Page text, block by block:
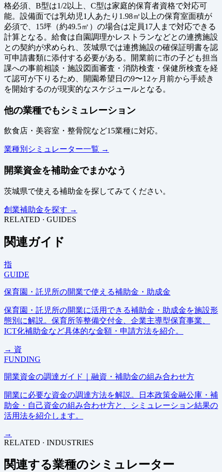
格必須、B型は1/2以上、C型は家庭的保育者資格で対応可
能。設備面では乳幼児1人あたり1.98㎡以上の保育室面積が
必須で、15坪（約49.5㎡）の場合は定員17人まで対応できる
計算となる。給食は自園調理かレストランなどとの連携施設
との契約が求められ、茨城県では連携施設の確保証明書を認
可申請書類に添付する必要がある。開業前に市の子ども担当
課への事前相談・施設図面審査・消防検査・保健所検査を経
て認可が下りるため、開園希望日の9〜12ヶ月前から手続き
を開始するのが現実的なスケジュールとなる。
他の業種でもシミュレーション
飲食店・美容室・整骨院など15業種に対応。
業種別シミュレーター一覧 →
開業資金を補助金でまかなう
茨城県で使える補助金を探してみてください。
創業補助金を探す →
RELATED · GUIDES
関連ガイド
指
GUIDE
保育園・託児所の開業で使える補助金・助成金
保育園・託児所の開業に活用できる補助金・助成金を施設形
態別に解説。保育所等整備交付金、企業主導型保育事業、
ICT化補助金など具体的な金額・申請方法を紹介。
→ 資
FUNDING
開業資金の調達ガイド｜融資・補助金の組み合わせ方
開業に必要な資金の調達方法を解説。日本政策金融公庫・補
助金・自己資金の組み合わせ方と、シミュレーション結果の
活用法を紹介します。
→
RELATED · INDUSTRIES
関連する業種のシミュレーター